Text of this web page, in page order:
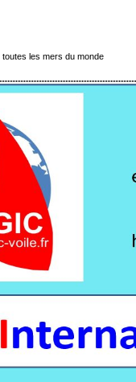
les mers du monde